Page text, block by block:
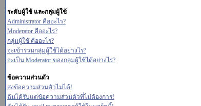
ระดับผู้ใช้ และกลุ่มผู้ใช้
Administrator คืออะไร?
Moderator คืออะไร?
กลุ่มผู้ใช้ คืออะไร?
จะเข้าร่วมกลุ่มผู้ใช้ได้อย่างไร?
จะเป็น Moderator ของกลุ่มผู้ใช้ได้อย่างไร?
ข้อความส่วนตัว
ส่งข้อความส่วนตัวไม่ได้!
ฉันได้รับแต่ข้อความส่วนตัวที่ไม่ต้องการ!